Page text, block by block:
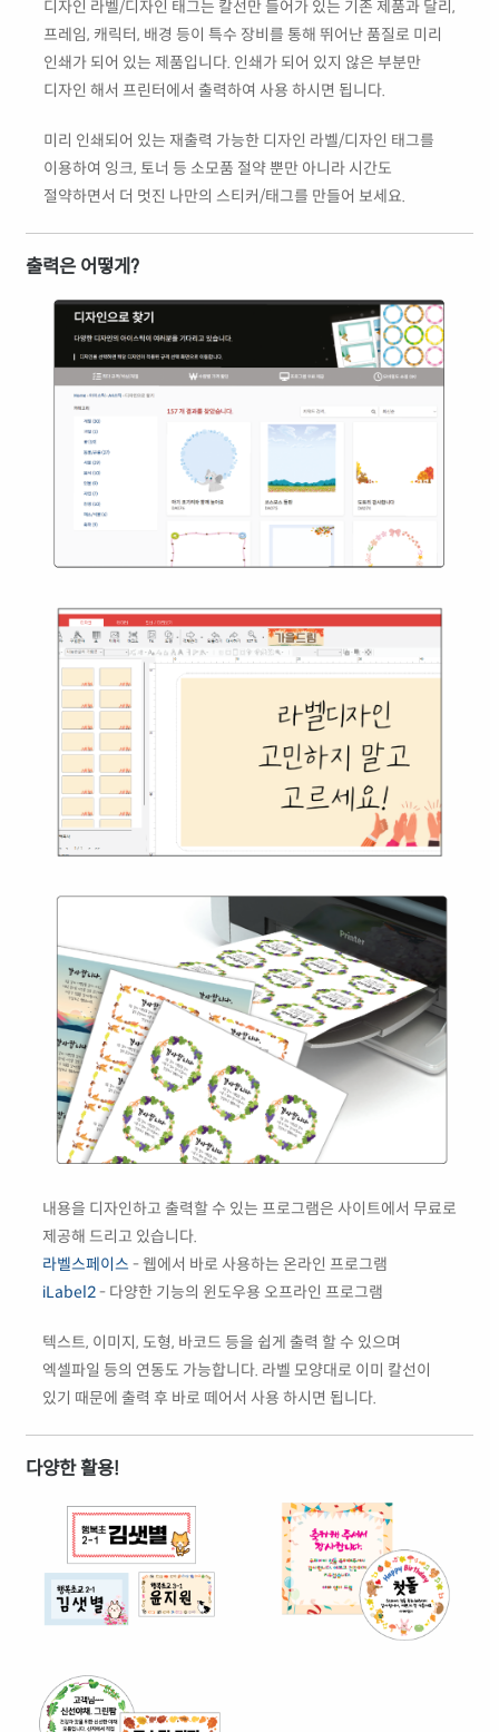
디자인 라벨/디자인 태그는 칼선만 들어가 있는 기존 제품과 달리,
프레임, 캐릭터, 배경 등이 특수 장비를 통해 뛰어난 품질로 미리
인쇄가 되어 있는 제품입니다. 인쇄가 되어 있지 않은 부분만
디자인 해서 프린터에서 출력하여 사용 하시면 됩니다.
미리 인쇄되어 있는 재출력 가능한 디자인 라벨/디자인 태그를
이용하여 잉크, 토너 등 소모품 절약 뿐만 아니라 시간도
절약하면서 더 멋진 나만의 스티커/태그를 만들어 보세요.
출력은 어떻게?
내용을 디자인하고 출력할 수 있는 프로그램은 사이트에서 무료로
제공해 드리고 있습니다.
라벨스페이스 - 웹에서 바로 사용하는 온라인 프로그램
iLabel2- 다양한 기능의 윈도우용 오프라인 프로그램
텍스트, 이미지, 도형, 바코드 등을 쉽게 출력 할 수 있으며
엑셀파일 등의 연동도 가능합니다. 라벨 모양대로 이미 칼선이
있기 때문에 출력 후 바로 떼어서 사용 하시면 됩니다.
다양한 활용!